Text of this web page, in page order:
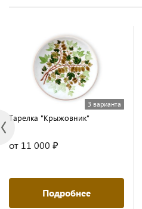
3 варианта
Тарелка "Крыжовник"
от 11 000 ₽
Подробнее